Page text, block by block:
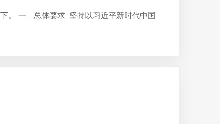
。 一、总体要求 坚持以习近平新时代中国